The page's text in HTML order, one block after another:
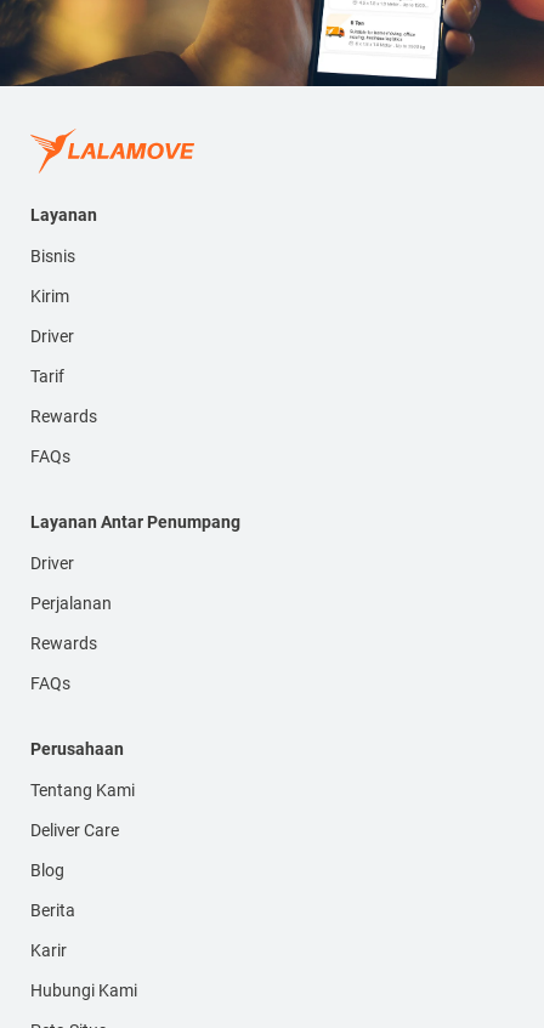
Layanan
Bisnis
Kirim
Driver
Tarif
Rewards
FAQs
Layanan Antar Penumpang
Driver
Perjalanan
Rewards
FAQs
Perusahaan
Tentang Kami
Deliver Care
Blog
Berita
Karir
Hubungi Kami